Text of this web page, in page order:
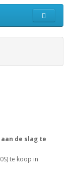
de slag te
te koop in